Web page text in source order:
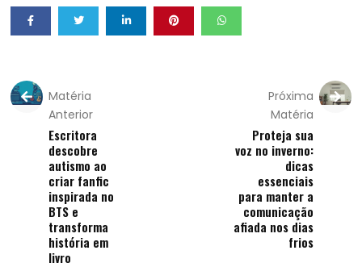
Matéria
Anterior
Escritora
descobre
autismo ao
criar fanfic
inspirada no
BTS e
transforma
história em
livro
Próxima
Matéria
Proteja sua
voz no inverno:
dicas
essenciais
para manter a
comunicação
afiada nos dias
frios